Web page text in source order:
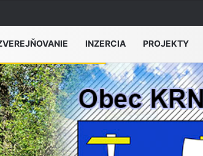
zvýšeného nebezpečenstva vzniku požiaru
INZERCIA PROJEKTY